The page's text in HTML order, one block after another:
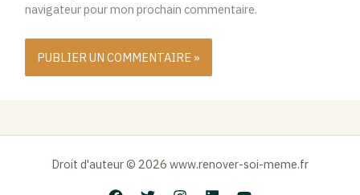
navigateur pour mon prochain commentaire.
Droit d'auteur © 2026 www.renover-soi-meme.fr